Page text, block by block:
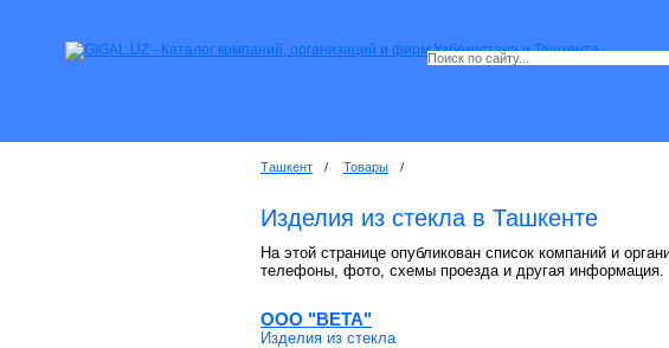
Ташкент / Товары /
Изделия из стекла в Ташкенте
На этой странице опубликован список компаний и
телефоны, фото, схемы проезда и другая информация.
OOO "BETA"
Изделия из стекла